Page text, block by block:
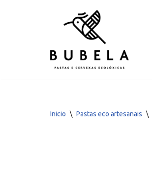
Inicio \ Pastas eco artesanais \